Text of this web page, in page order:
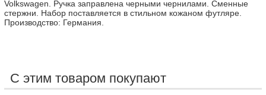
Volkswagen. Ручка заправлена черными чернилами. Сменные
стержни. Набор поставляется в стильном кожаном футляре.
Производство: Германия.
С этим товаром покупают